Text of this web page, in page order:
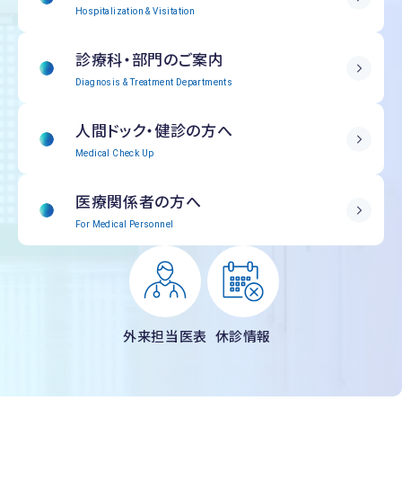
Hospitalization & Visitation
診療科・部門のご案内
Diagnosis & Treatment Departments
人間ドック・健診の方へ
Medical Check Up
医療関係者の方へ
For Medical Personnel
外来担当医表 休診情報